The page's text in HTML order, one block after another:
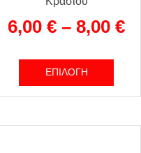
6,00 € – 8,00 €
ΕΠΙΛΟΓΉ